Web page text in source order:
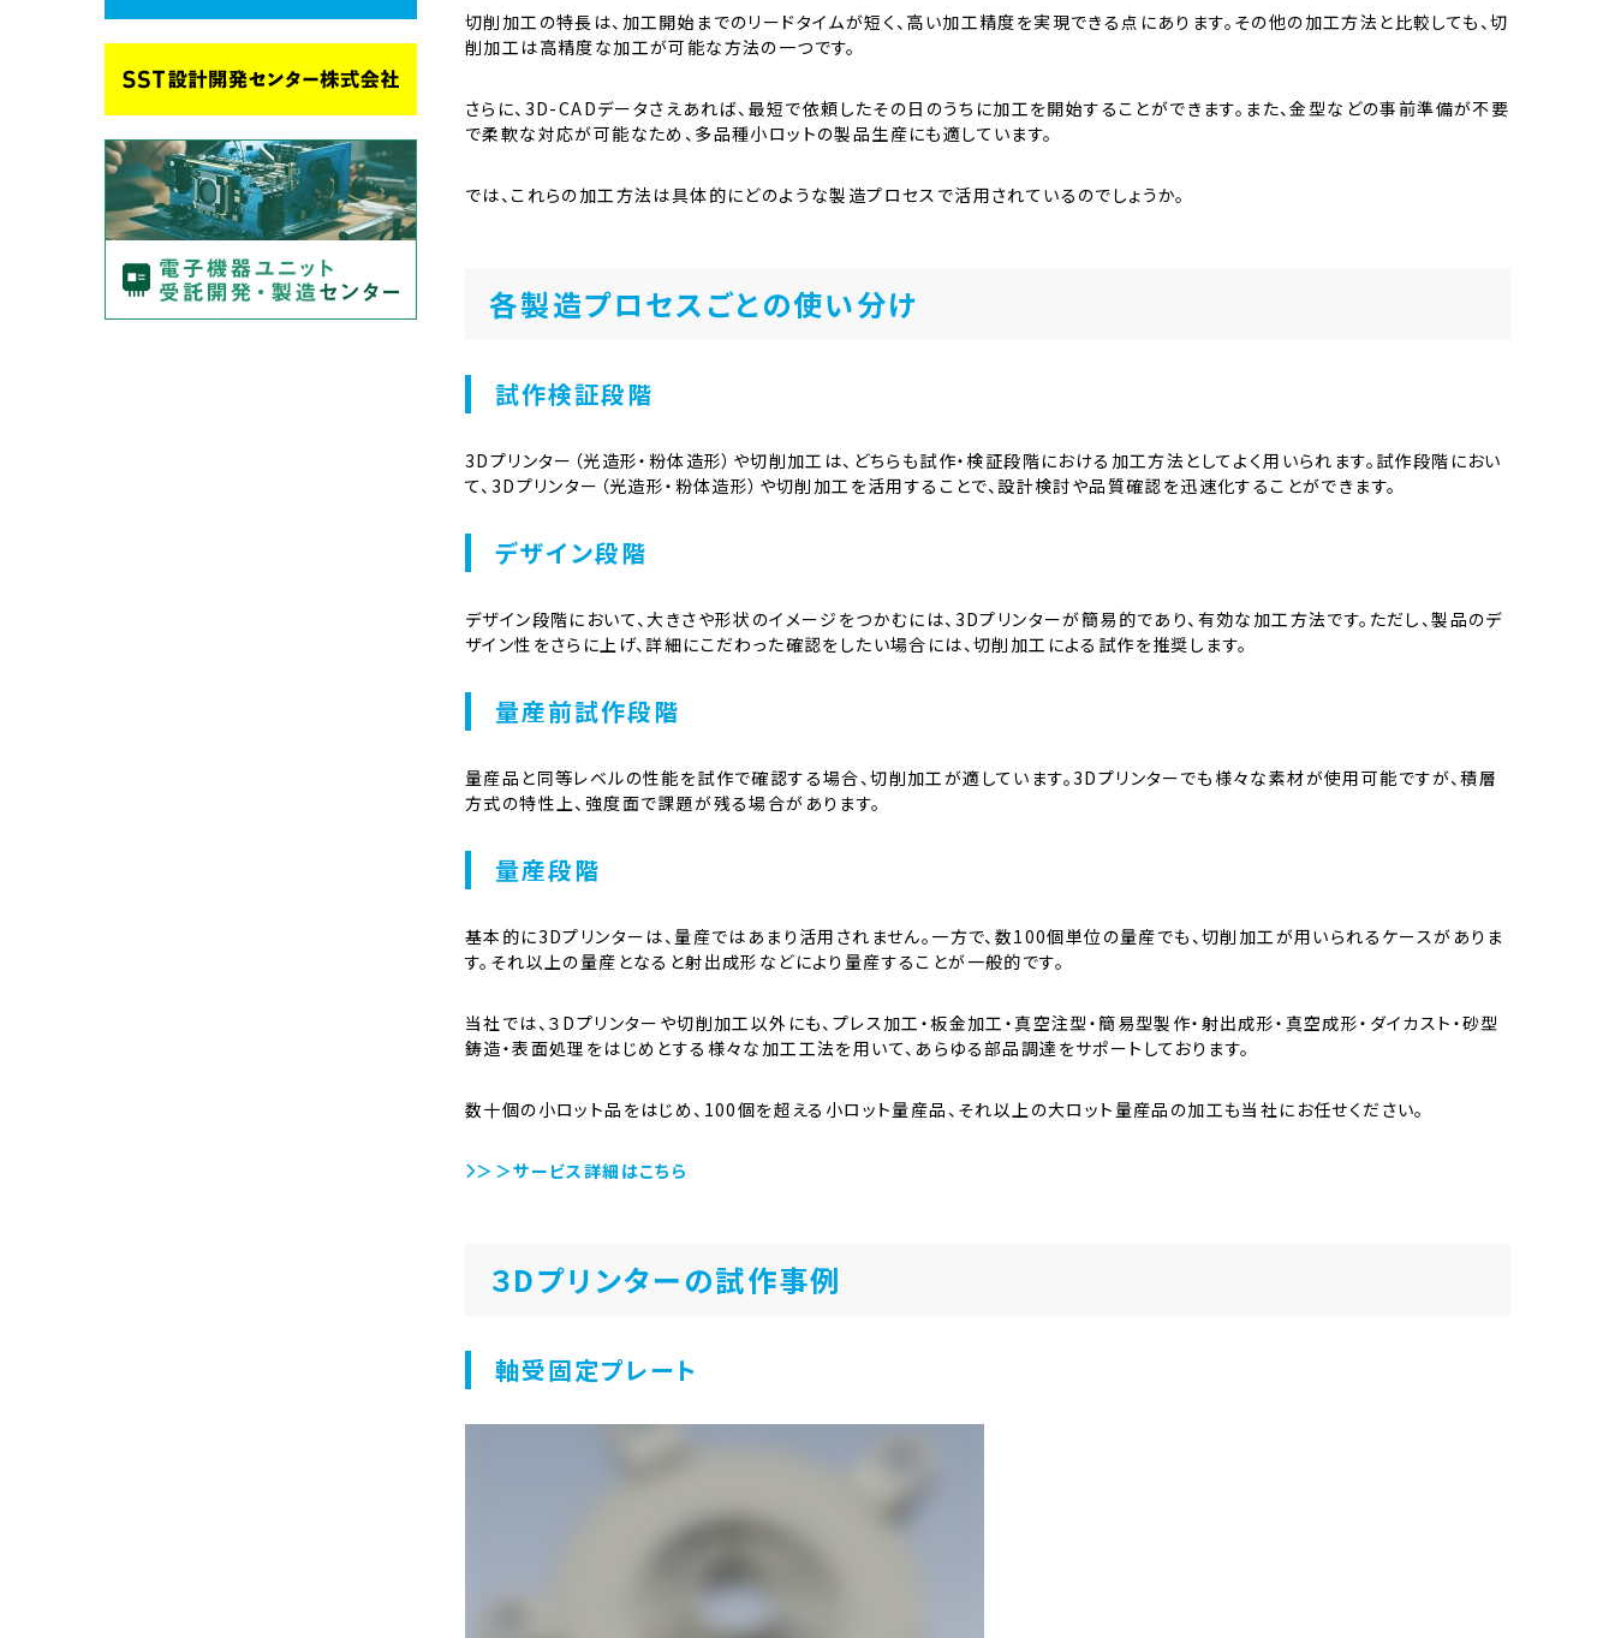
切削加工の特長は、加工開始までのリードタイムが短く、高い加工精度を実現できる点にあります。その他の加工方法と比較しても、切
削加工は高精度な加工が可能な方法の一つです。
さらに、3D-CADデータさえあれば、最短で依頼したその日のうちに加工を開始することができます。また、金型などの事前準備が不要
で柔軟な対応が可能なため、多品種小ロットの製品生産にも適しています。
では、これらの加工方法は具体的にどのような製造プロセスで活用されているのでしょうか。
各製造プロセスごとの使い分け
試作検証段階
3Dプリンター（光造形・粉体造形）や切削加工は、どちらも試作・検証段階における加工方法としてよく用いられます。試作段階におい
て、3Dプリンター（光造形・粉体造形）や切削加工を活用することで、設計検討や品質確認を迅速化することができます。
デザイン段階
デザイン段階において、大きさや形状のイメージをつかむには、3Dプリンターが簡易的であり、有効な加工方法です。ただし、製品のデ
ザイン性をさらに上げ、詳細にこだわった確認をしたい場合には、切削加工による試作を推奨します。
量産前試作段階
量産品と同等レベルの性能を試作で確認する場合、切削加工が適しています。3Dプリンターでも様々な素材が使用可能ですが、積層
方式の特性上、強度面で課題が残る場合があります。
量産段階
基本的に3Dプリンターは、量産ではあまり活用されません。一方で、数100個単位の量産でも、切削加工が用いられるケースがありま
す。それ以上の量産となると射出成形などにより量産することが一般的です。
当社では、３Dプリンターや切削加工以外にも、プレス加工・板金加工・真空注型・簡易型製作・射出成形・真空成形・ダイカスト・砂型
鋳造・表面処理をはじめとする様々な加工工法を用いて、あらゆる部品調達をサポートしております。
数十個の小ロット品をはじめ、100個を超える小ロット量産品、それ以上の大ロット量産品の加工も当社にお任せください。
＞＞サービス詳細はこちら
３Dプリンターの試作事例
軸受固定プレート